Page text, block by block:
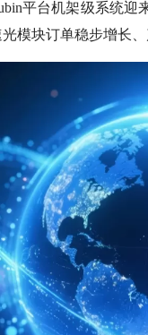
平台机架级系统
模块订单稳步增长